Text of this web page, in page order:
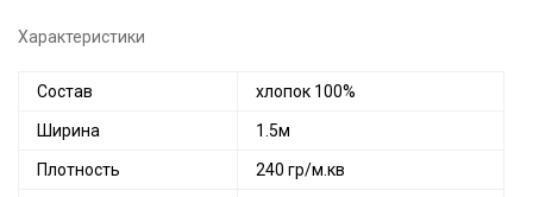
Характеристики
Состав хлопок 100%
Ширина 1.5м
Плотность 240 гр/м.кв